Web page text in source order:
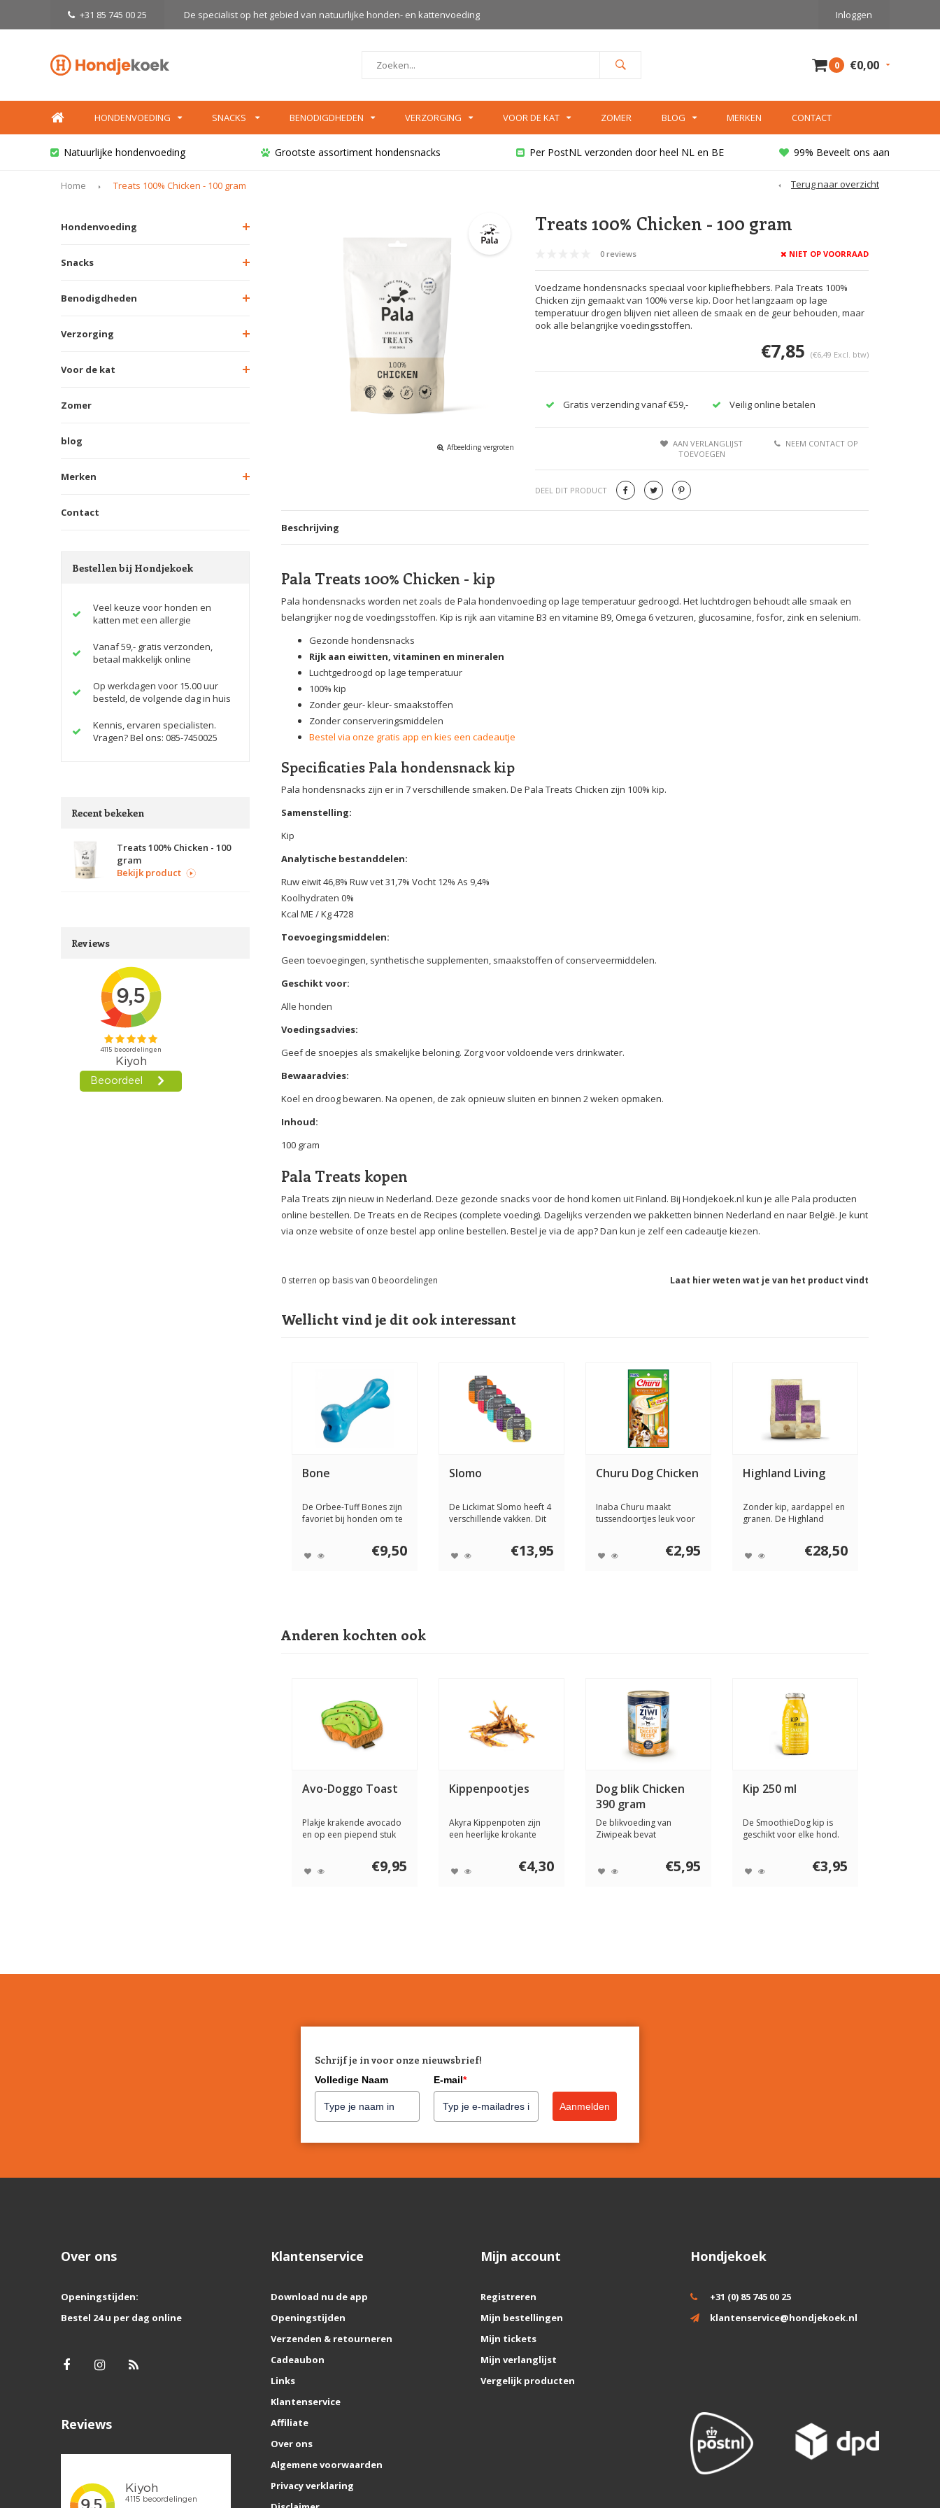
+31 85 745 00 25 De specialist op het gebied van natuurlijke honden- en kattenvoeding Inloggen
0 €0,00
HONDENVOEDING SNACKS BENODIGDHEDEN VERZORGING VOOR DE KAT ZOMER BLOG MERKEN CONTACT
Natuurlijke hondenvoeding Grootste assortiment hondensnacks Per PostNL verzonden door heel NL en BE 99% Beveelt ons aan
Home Treats 100% Chicken - 100 gram Terug naar overzicht
Hondenvoeding
Snacks
Benodigdheden
Verzorging
Voor de kat
Zomer
blog
Merken
Contact
Bestellen bij Hondjekoek
Veel keuze voor honden en
katten met een allergie
Vanaf 59,- gratis verzonden,
betaal makkelijk online
Op werkdagen voor 15.00 uur
besteld, de volgende dag in huis
Kennis, ervaren specialisten.
Vragen? Bel ons: 085-7450025
Recent bekeken
Treats 100% Chicken - 100
gram
Bekijk product
Reviews
Afbeelding vergroten
Treats 100% Chicken - 100 gram
0 reviews NIET OP VOORRAAD
Voedzame hondensnacks speciaal voor kipliefhebbers. Pala Treats 100%
Chicken zijn gemaakt van 100% verse kip. Door het langzaam op lage
temperatuur drogen blijven niet alleen de smaak en de geur behouden, maar
ook alle belangrijke voedingsstoffen.
€7,85 (€6,49 Excl. btw)
Gratis verzending vanaf €59,- Veilig online betalen
AAN VERLANGLIJST
TOEVOEGEN
NEEM CONTACT OP
DEEL DIT PRODUCT
Beschrijving
Pala Treats 100% Chicken - kip
Pala hondensnacks worden net zoals de Pala hondenvoeding op lage temperatuur gedroogd. Het luchtdrogen behoudt alle smaak en
belangrijker nog de voedingsstoffen. Kip is rijk aan vitamine B3 en vitamine B9, Omega 6 vetzuren, glucosamine, fosfor, zink en selenium.
Gezonde hondensnacks
Rijk aan eiwitten, vitaminen en mineralen
Luchtgedroogd op lage temperatuur
100% kip
Zonder geur- kleur- smaakstoffen
Zonder conserveringsmiddelen
Bestel via onze gratis app en kies een cadeautje
Specificaties Pala hondensnack kip
Pala hondensnacks zijn er in 7 verschillende smaken. De Pala Treats Chicken zijn 100% kip.
Samenstelling:
Kip
Analytische bestanddelen:
Ruw eiwit 46,8% Ruw vet 31,7% Vocht 12% As 9,4%
Koolhydraten 0%
Kcal ME / Kg 4728
Toevoegingsmiddelen:
Geen toevoegingen, synthetische supplementen, smaakstoffen of conserveermiddelen.
Geschikt voor:
Alle honden
Voedingsadvies:
Geef de snoepjes als smakelijke beloning. Zorg voor voldoende vers drinkwater.
Bewaaradvies:
Koel en droog bewaren. Na openen, de zak opnieuw sluiten en binnen 2 weken opmaken.
Inhoud:
100 gram
Pala Treats kopen
Pala Treats zijn nieuw in Nederland. Deze gezonde snacks voor de hond komen uit Finland. Bij Hondjekoek.nl kun je alle Pala producten
online bestellen. De Treats en de Recipes (complete voeding). Dagelijks verzenden we pakketten binnen Nederland en naar België. Je kunt
via onze website of onze bestel app online bestellen. Bestel je via de app? Dan kun je zelf een cadeautje kiezen.
Laat hier weten wat je van het product vindt
0 sterren op basis van 0 beoordelingen
Wellicht vind je dit ook interessant
Bone
De Orbee-Tuff Bones zijn
favoriet bij honden om te
€9,50
Slomo
De Lickimat Slomo heeft 4
verschillende vakken. Dit
€13,95
Churu Dog Chicken
Inaba Churu maakt
tussendoortjes leuk voor
€2,95
Highland Living
Zonder kip, aardappel en
granen. De Highland
€28,50
Anderen kochten ook
Avo-Doggo Toast
Plakje krakende avocado
en op een piepend stuk
€9,95
Kippenpootjes
Akyra Kippenpoten zijn
een heerlijke krokante
€4,30
Dog blik Chicken
390 gram
De blikvoeding van
Ziwipeak bevat
€5,95
Kip 250 ml
De SmoothieDog kip is
geschikt voor elke hond.
€3,95
Schrijf je in voor onze nieuwsbrief!
Volledige Naam E-mail*
Aanmelden
Over ons
Openingstijden:
Bestel 24 u per dag online
Reviews
Klantenservice
Download nu de app
Openingstijden
Verzenden & retourneren
Cadeaubon
Links
Klantenservice
Affiliate
Over ons
Algemene voorwaarden
Privacy verklaring
Mijn account
Registreren
Mijn bestellingen
Mijn tickets
Mijn verlanglijst
Vergelijk producten
Hondjekoek
+31 (0) 85 745 00 25
klantenservice@hondjekoek.nl